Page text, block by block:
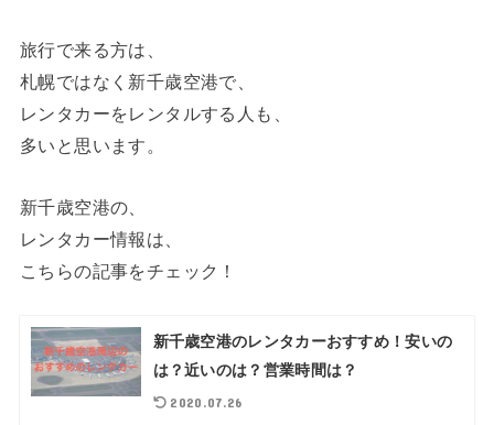
旅行で来る方は、
札幌ではなく新千歳空港で、
レンタカーをレンタルする人も、
多いと思います。
新千歳空港の、
レンタカー情報は、
こちらの記事をチェック！
新千歳空港のレンタカーおすすめ！安いの
は？近いのは？営業時間は？
2020.07.26